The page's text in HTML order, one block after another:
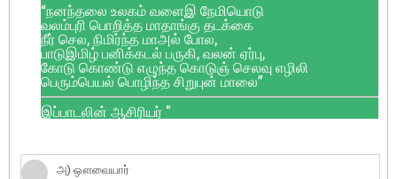
“நனந்தலை உலகம் வளைஇ நேமியொடு
வலம்புரி பொறித்த மாதாங்கு தடக்கை
நீர் செல, நிமிர்ந்த மாஅல் போல,
பாடுஇமிழ் பனிக்கடல் பருகி, வலன் ஏர்பு,
கோடு கொண்டு எழுந்த கொடுஞ் செலவு எழிலி
பெரும்பெயல் பொழிந்த சிறுபுன் மாலை”
இப்பாடலின் ஆசிரியர் "
அ) ஔவையார்